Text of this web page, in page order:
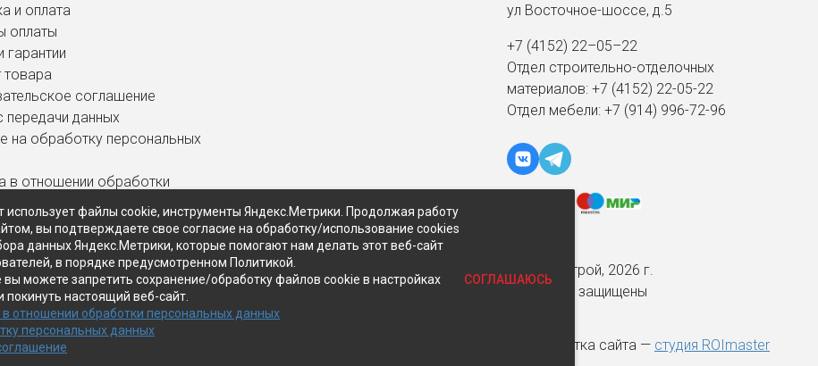
и оплата
оплаты
гарантии
товара
соглашение
передачи данных
на обработку персональных
в отношении обработки
данных
ул Восточное-шоссе, д.5
+7 (4152) 22–05–22
Отдел строительно-отделочных
материалов: +7 (4152) 22-05-22
Отдел мебели: +7 (914) 996-72-96
© Экспострой, 2026 г.
Все права защищены
Разработка сайта — студия ROImaster
использует файлы cookie, инструменты Яндекс.Метрики. Продолжая работу
вы подтверждаете свое согласие на обработку/использование cookies
данных Яндекс.Метрики, которые помогают нам делать этот веб-сайт
в порядке предусмотренном Политикой.
вы можете запретить сохранение/обработку файлов cookie в настройках
покинуть настоящий веб-сайт.
в отношении обработки персональных данных
персональных данных
СОГЛАШАЮСЬ